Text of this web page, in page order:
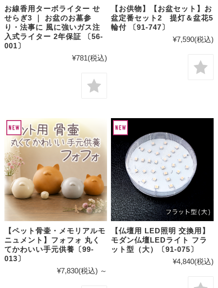
お線香用ターボライター せ
せらぎ3 ｜ お盆のお墓参
り・法事に 風に強いガス注
入式ライター 2年保証 〔56-
001〕
¥781(税込)
【お供物】【お盆セット】お
盆定番セット2 提灯＆盆花5
輪付 〔91-747〕
¥7,590(税込)
【ペット骨壷・メモリアルモ
ニュメント】フォフォ 丸く
てかわいい手元供養〔99-
013〕
¥7,830(税込) ～
【仏壇用 LED照明 交換用】
モダン仏壇LEDライト フラ
ット型（大）〔91-075〕
¥4,840(税込)